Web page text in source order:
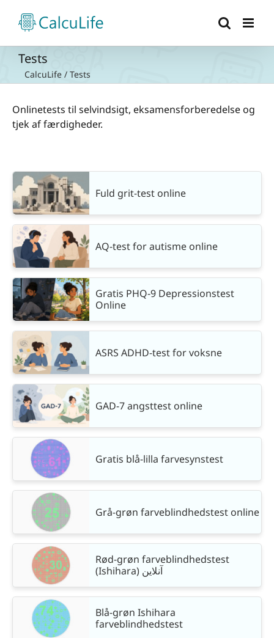
content
Tests
CalcuLife / Tests
Onlinetests til selvindsigt, eksamensforberedelse og
tjek af færdigheder.
Fuld grit-test online
AQ-test for autisme online
Gratis PHQ-9 Depressionstest
Online
ASRS ADHD-test for voksne
GAD-7 angsttest online
Gratis blå-lilla farvesynstest
Grå-grøn farveblindhedstest online
Rød-grøn farveblindhedstest
(Ishihara) آنلاین
Blå-grøn Ishihara
farveblindhedstest